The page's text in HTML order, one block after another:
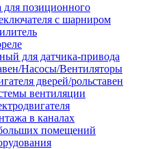
для позиционного
с шарниром
для датчика-привода
Насосы/Вентиляторы
дверей/рольставен
вентиляции
в каналах
помещений